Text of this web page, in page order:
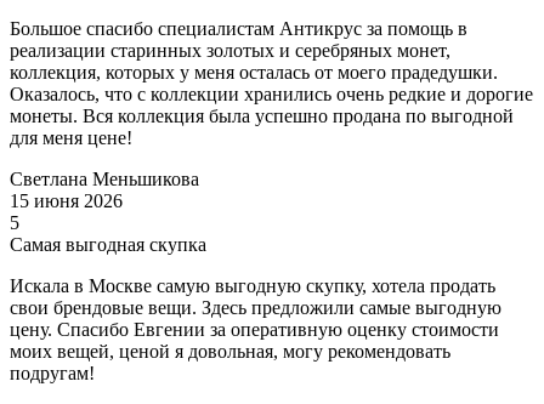
Большое спасибо специалистам Антикрус за помощь в
реализации старинных золотых и серебряных монет,
коллекция, которых у меня осталась от моего прадедушки.
Оказалось, что с коллекции хранились очень редкие и дорогие
монеты. Вся коллекция была успешно продана по выгодной
для меня цене!
Светлана Меньшикова
15 июня 2026
5
Самая выгодная скупка
Искала в Москве самую выгодную скупку, хотела продать
свои брендовые вещи. Здесь предложили самые выгодную
цену. Спасибо Евгении за оперативную оценку стоимости
моих вещей, ценой я довольная, могу рекомендовать
подругам!